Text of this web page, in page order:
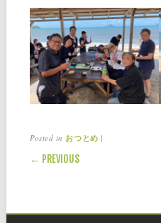
Posted in おつとめ |
POST NAVIGATION
← PREVIOUS